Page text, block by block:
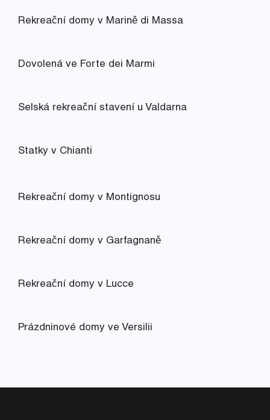
Rekreační domy v Marině di Massa
Dovolená ve Forte dei Marmi
Selská rekreační stavení u Valdarna
Statky v Chianti
Rekreační domy v Montignosu
Rekreační domy v Garfagnaně
Rekreační domy v Lucce
Prázdninové domy ve Versilii